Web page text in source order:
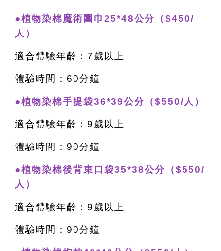
●植物染棉魔術圍巾25*48公分（$450/
人）
適合體驗年齡：7歲以上
體驗時間：60分鐘
●植物染棉手提袋36*39公分（$550/人）
適合體驗年齡：9歲以上
體驗時間：90分鐘
●植物染棉後背束口袋35*38公分（$550/
人）
適合體驗年齡：9歲以上
體驗時間：90分鐘